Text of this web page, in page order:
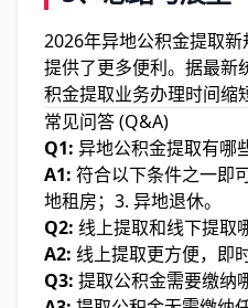
2026年异地公积金提取
提供了更多便利。据最新
积金提取业务办理时间缩
常见问答 (Q&A)
Q1: 异地公积金提取有哪
A1: 符合以下条件之一即
地租房；3. 异地退休。
Q2: 线上提取和线下提取
A2: 线上提取更方便，即
Q3: 提取公积金需要缴纳